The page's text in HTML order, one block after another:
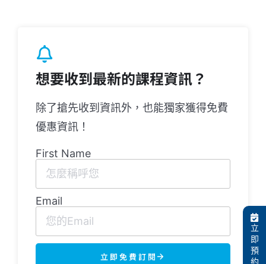
想要收到最新的課程資訊？
除了搶先收到資訊外，也能獨家獲得免費
優惠資訊！
First Name
Email
立即免費訂閱
立
即
預
約